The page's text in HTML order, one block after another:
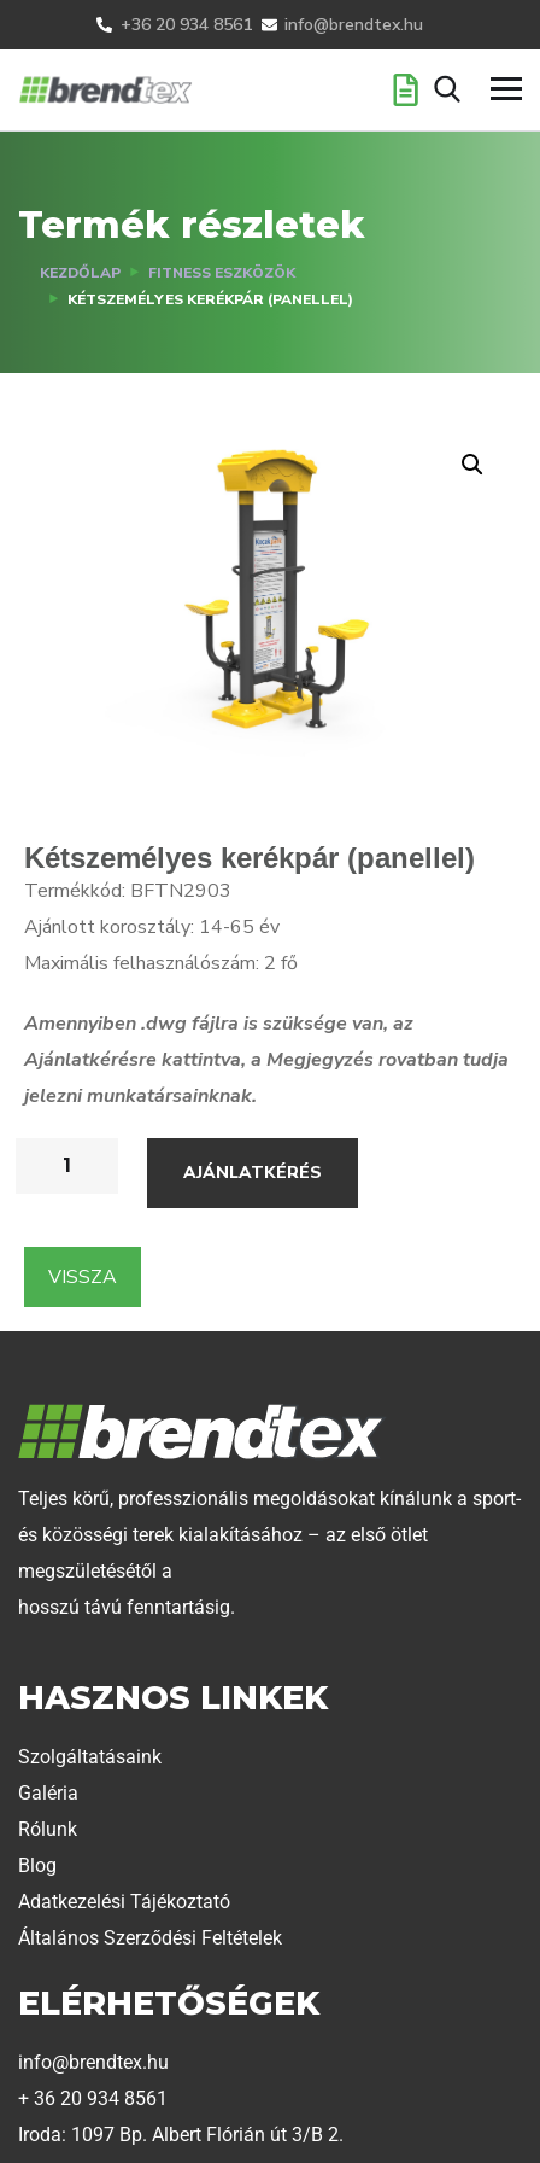
+36 20 934 8561 info@brendtex.hu
Termék részletek
KEZDŐLAP
FITNESS ESZKÖZÖK
KÉTSZEMÉLYES KERÉKPÁR (PANELLEL)
Kétszemélyes kerékpár (panellel)
Termékkód: BFTN2903
Ajánlott korosztály: 14-65 év
Maximális felhasználószám: 2 fő
Amennyiben .dwg fájlra is szüksége van, az
Ajánlatkérésre kattintva, a Megjegyzés rovatban tudja
jelezni munkatársainknak.
AJÁNLATKÉRÉS
VISSZA
Teljes körű, professzionális megoldásokat kínálunk a sport-
és közösségi terek kialakításához – az első ötlet
megszületésétől a
hosszú távú fenntartásig.
HASZNOS LINKEK
Szolgáltatásaink
Galéria
Rólunk
Blog
Adatkezelési Tájékoztató
Általános Szerződési Feltételek
ELÉRHETŐSÉGEK
info@brendtex.hu
+ 36 20 934 8561
Iroda: 1097 Bp. Albert Flórián út 3/B 2.